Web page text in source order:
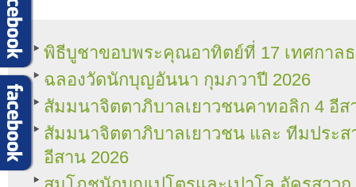
พิธีบูชาขอบพระคุณอาทิตย์ที่ 17 เทศกาลธ
ฉลองวัดนักบุญอันนา กุมภวาปี 2026
สัมมนาจิตตาภิบาลเยาวชนคาทอลิก 4 อีส
สัมมนาจิตตาภิบาลเยาวชน และ ทีมประส
อีสาน 2026